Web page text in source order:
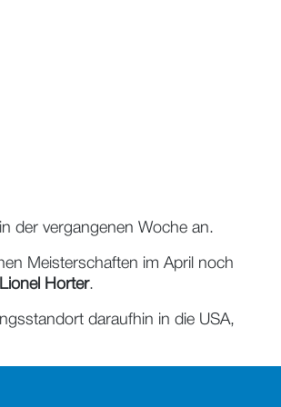
der vergangenen Woche an.
Meisterschaften im April noch
Lionel Horter.
daraufhin in die USA,